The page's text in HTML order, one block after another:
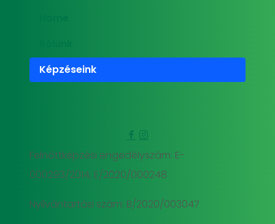
Képzéseink
Felnőttképzési engedélyszám: E-
000293/2014, E/2020/000248
Nyilvántartási szám: B/2020/003047